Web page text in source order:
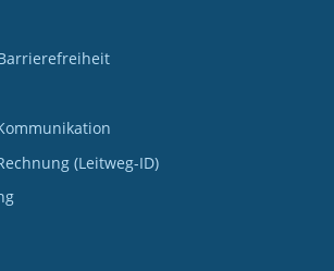
(Leitweg-ID)